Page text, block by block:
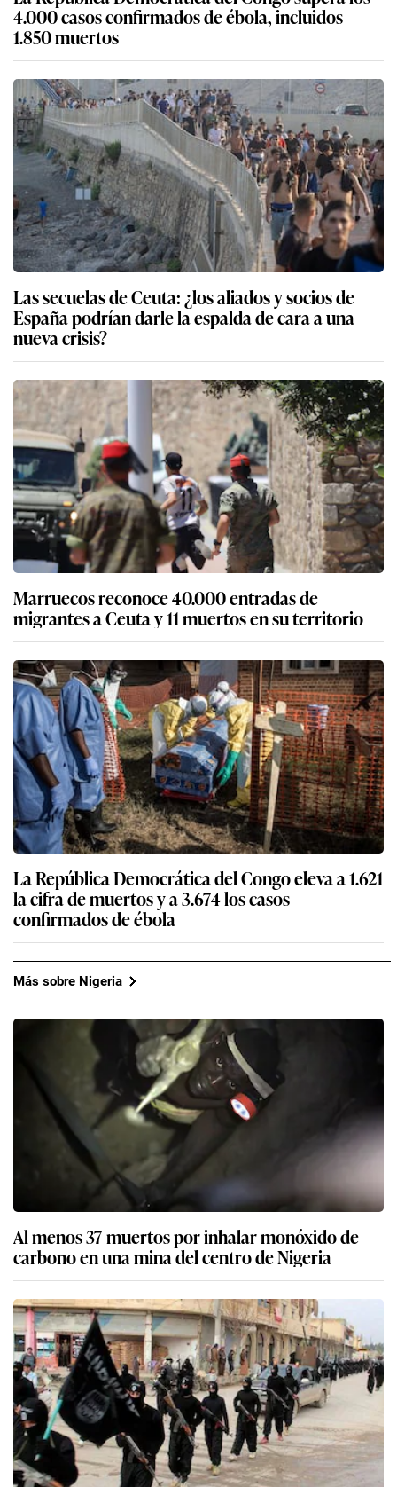
4.000 casos confirmados de ébola, incluidos
1.850 muertos
Las secuelas de Ceuta: ¿los aliados y socios de
España podrían darle la espalda de cara a una
nueva crisis?
Marruecos reconoce 40.000 entradas de
migrantes a Ceuta y 11 muertos en su territorio
La República Democrática del Congo eleva a 1.621
la cifra de muertos y a 3.674 los casos
confirmados de ébola
Más sobre Nigeria
Al menos 37 muertos por inhalar monóxido de
carbono en una mina del centro de Nigeria